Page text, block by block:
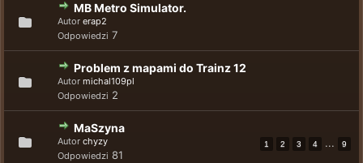
MB Metro Simulator.
Autor erap2
Odpowiedzi 7
Problem z mapami do Trainz 12
Autor michal109pl
Odpowiedzi 2
MaSzyna
Autor chyzy 1 2 3 4 ... 9
Odpowiedzi 81